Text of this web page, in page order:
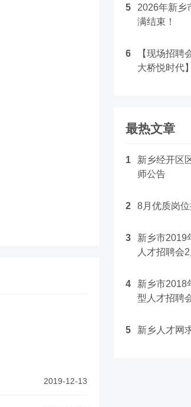
2019-12-13
5
2026年新乡
满结束！
6
【现场招聘
大桥悦时代】
最热文章
1
新乡经开区
师公告
2 8月优质岗
3
新乡市2019
人才招聘会
4
新乡市2018
型人才招聘
5 新乡人才网